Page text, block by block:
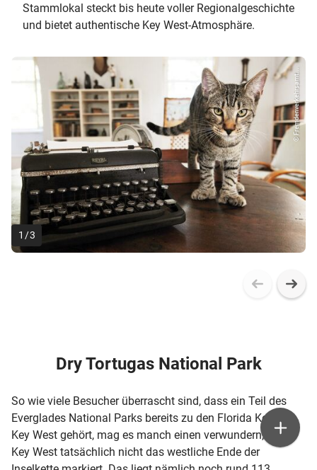
Stammlokal steckt bis heute voller Regionalgeschichte
und bietet authentische Key West-Atmosphäre.
© Fremdenverkehrsamt...
1 /3
Dry Tortugas National Park
So wie viele Besucher überrascht sind, dass ein Teil des
Everglades National Parks bereits zu den Florida Keys &
Key West gehört, mag es manch einen verwundern, dass
Key West tatsächlich nicht das westliche Ende der